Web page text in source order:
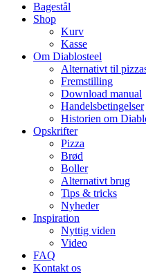
Bagestål
Shop
Kurv
Kasse
Om Diablosteel
Alternativt til
Fremstilling
Download manual
Handelsbetingelser
Historien om
Opskrifter
Pizza
Brød
Boller
Alternativt brug
Tips & tricks
Nyheder
Inspiration
Nyttig viden
Video
FAQ
Kontakt os